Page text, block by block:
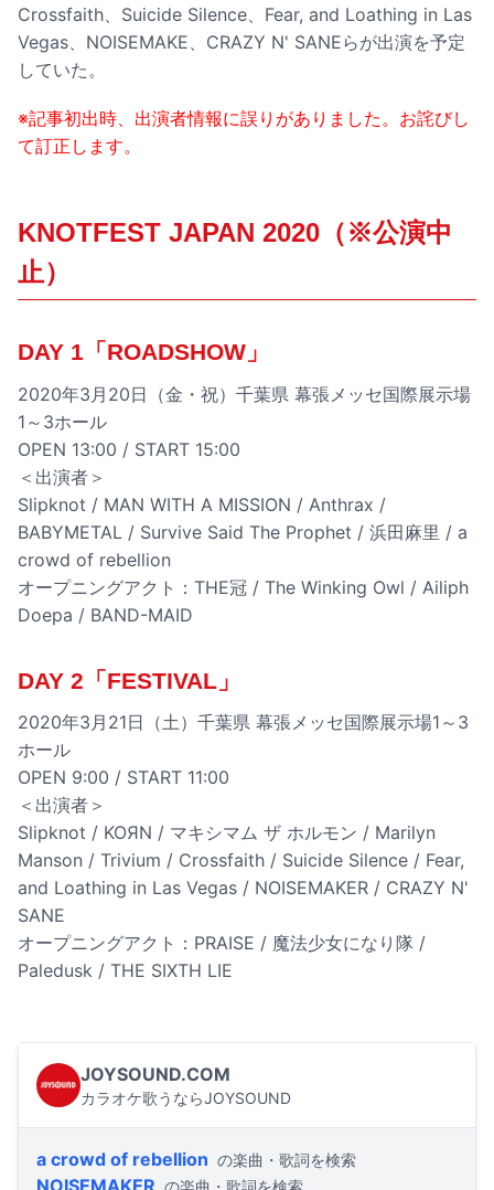
Crossfaith、Suicide Silence、Fear, and Loathing in Las
Vegas、NOISEMAKE、CRAZY N' SANEらが出演を予定
していた。
※記事初出時、出演者情報に誤りがありました。お詫びし
て訂正します。
KNOTFEST JAPAN 2020（※公演中
止）
DAY 1「ROADSHOW」
2020年3月20日（金・祝）千葉県 幕張メッセ国際展示場
1～3ホール
OPEN 13:00 / START 15:00
＜出演者＞
Slipknot / MAN WITH A MISSION / Anthrax /
BABYMETAL / Survive Said The Prophet / 浜田麻里 / a
crowd of rebellion
オープニングアクト：THE冠 / The Winking Owl / Ailiph
Doepa / BAND-MAID
DAY 2「FESTIVAL」
2020年3月21日（土）千葉県 幕張メッセ国際展示場1～3
ホール
OPEN 9:00 / START 11:00
＜出演者＞
Slipknot / KOЯN / マキシマム ザ ホルモン / Marilyn
Manson / Trivium / Crossfaith / Suicide Silence / Fear,
and Loathing in Las Vegas / NOISEMAKER / CRAZY N'
SANE
オープニングアクト：PRAISE / 魔法少女になり隊 /
Paledusk / THE SIXTH LIE
JOYSOUND.COM
カラオケ歌うならJOYSOUND
a crowd of rebellion の楽曲・歌詞を検索
NOISEMAKER の楽曲・歌詞を検索